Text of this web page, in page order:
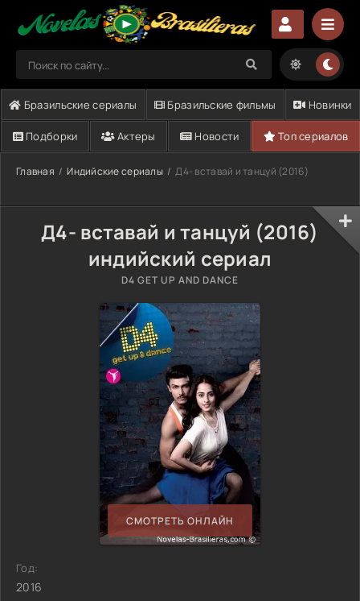
Бразильские сериалы Бразильские фильмы Новинки
Подборки Актеры Новости Топ сериалов
Главная Индийские сериалы Д4- вставай и танцуй (2016)
Д4- вставай и танцуй (2016)
индийский сериал
D4 GET UP AND DANCE
СМОТРЕТЬ ОНЛАЙН
Год:
2016